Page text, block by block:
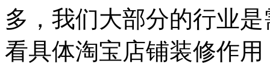
多，我们大部分的行业
看具体淘宝店铺装修作